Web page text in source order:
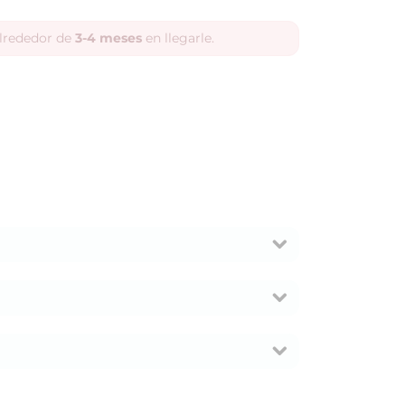
de 3-4 mesesen llegarle.